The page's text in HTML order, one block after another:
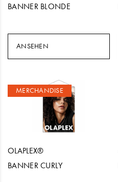
BANNER BLONDE
ANSEHEN
MERCHANDISE
OLAPLEX®
BANNER CURLY